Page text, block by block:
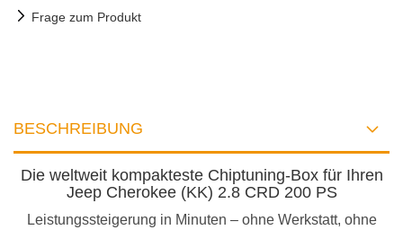
Frage zum Produkt
BESCHREIBUNG
Die weltweit kompakteste Chiptuning-Box für Ihren
Jeep Cherokee (KK) 2.8 CRD 200 PS
Leistungssteigerung in Minuten – ohne Werkstatt, ohne